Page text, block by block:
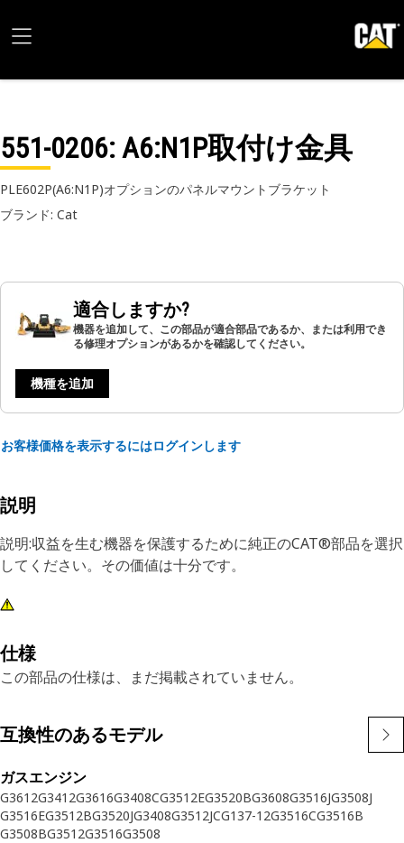
551-0206: A6:N1P取付け金具
PLE602P(A6:N1P)オプションのパネルマウントブラケット
ブランド: Cat
適合しますか?
機器を追加して、この部品が適合部品であるか、または利用でき
る修理オプションがあるかを確認してください。
機種を追加
お客様価格を表示するにはログインします
説明
説明:収益を生む機器を保護するために純正のCAT®部品を選択
してください。その価値は十分です。
仕様
この部品の仕様は、まだ掲載されていません。
互換性のあるモデル
ガスエンジン
G3612G3412G3616G3408CG3512EG3520BG3608G3516JG3508J
G3516EG3512BG3520JG3408G3512JCG137-12G3516CG3516B
G3508BG3512G3516G3508